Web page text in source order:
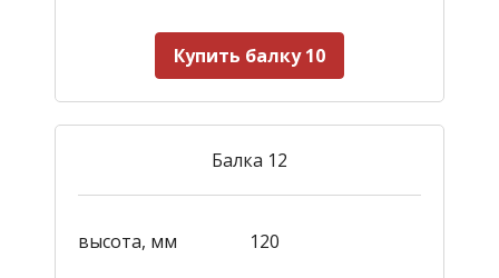
Купить балку 10
Балка 12
высота, мм
120